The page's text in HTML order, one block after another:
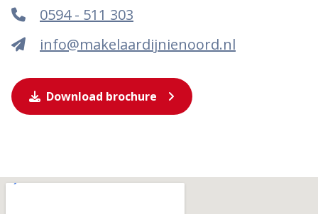
0594 - 511 303
info@makelaardijnienoord.nl
Download brochure